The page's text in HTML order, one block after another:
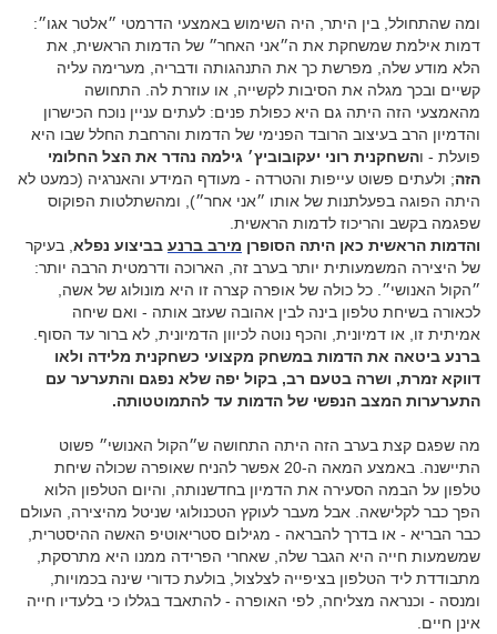
ומה שהתחולל, בין היתר, היה השימוש באמצעי הדרמטי ״אלטר אגו״:
דמות אילמת שמשחקת את ה״אני האחר״ של הדמות הראשית, את
הלא מודע שלה, מפרשת כך את התנהגותה ודבריה, מערימה עליה
קשיים ובכך מגלה את הסיבות לקשייה, או עוזרת לה. התחושה
מהאמצעי הזה היתה גם היא כפולת פנים: לעתים עניין נוכח הכישרון
והדמיון הרב בעיצוב הרובד הפנימי של הדמות והרחבת החלל שבו היא
פועלת - והשחקנית רוני יעקובוביץ׳ גילמה נהדר את הצל החלומי
הזה; ולעתים פשוט עייפות והטרדה - מעודף המידע והאנרגיה (כמעט לא
היתה הפוגה בפעלתנות של אותו ״אני אחר״), ומהשתלטות הפוקוס
שפגמה בקשב והריכוז לדמות הראשית.
והדמות הראשית כאן היתה הסופרן מירב ברנע בביצוע נפלא, בעיקר
של היצירה המשמעותית יותר בערב זה, הארוכה ודרמטית הרבה יותר:
״הקול האנושי״. כל כולה של אופרה קצרה זו היא מונולוג של אשה,
לכאורה בשיחת טלפון בינה לבין אהובה שעזב אותה - ואם שיחה
אמיתית זו, או דמיונית, והכף נוטה לכיוון הדמיונית, לא ברור עד הסוף.
ברנע ביטאה את הדמות במשחק מקצועי כשחקנית מלידה ולאו
דווקא זמרת, ושרה בטעם רב, בקול יפה שלא נפגם והתערער עם
התערערות המצב הנפשי של הדמות עד להתמוטטותה.
מה שפגם קצת בערב הזה היתה התחושה ש״הקול האנושי״ פשוט
התיישנה. באמצע המאה ה-20 אפשר להניח שאופרה שכולה שיחת
טלפון על הבמה הסעירה את הדמיון בחדשנותה, והיום הטלפון הלוא
הפך כבר לקלישאה. אבל מעבר לעוקץ הטכנולוגי שניטל מהיצירה, העולם
כבר הבריא - או בדרך להבראה - מגילום סטריאוטיפ האשה ההיסטרית,
שמשמעות חייה היא הגבר שלה, שאחרי הפרידה ממנו היא מתרסקת,
מתבודדת ליד הטלפון בציפייה לצלצול, בולעת כדורי שינה בכמויות,
ומנסה - וכנראה מצליחה, לפי האופרה - להתאבד בגללו כי בלעדיו חייה
אינן חיים.